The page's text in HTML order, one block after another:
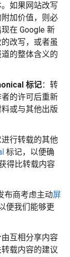
如果网站改写
加价值，则必
在 Google 新
改写，或者虽
的整体含义的
标记：转
的许可后重新
或与其他出版
行转载的其他
标记，以便确
得比转载内容
布商考虑主动屏
便我们能够更
互相分享内容
载内容的建议